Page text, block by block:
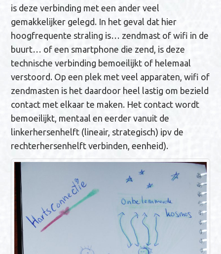
is deze verbinding met een ander veel
gemakkelijker gelegd. In het geval dat hier
hoogfrequente straling is… zendmast of wifi in de
buurt… of een smartphone die zend, is deze
technische verbinding bemoeilijkt of helemaal
verstoord. Op een plek met veel apparaten, wifi of
zendmasten is het daardoor heel lastig om bezield
contact met elkaar te maken. Het contact wordt
bemoeilijkt, mentaal en eerder vanuit de
linkerhersenhelft (lineair, strategisch) ipv de
rechterhersenhelft verbinden, eenheid).